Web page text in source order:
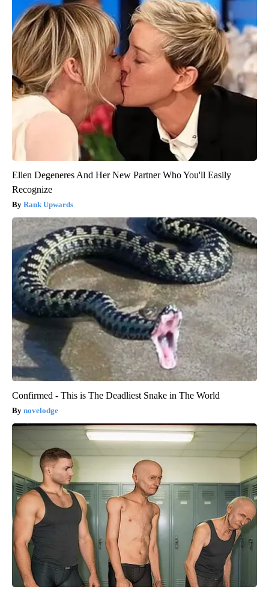
Ellen Degeneres And Her New Partner Who You'll Easily
Recognize
Rank Upwards
Confirmed - This is The Deadliest Snake in The World
novelodge